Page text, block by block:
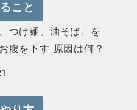
こと
つけ麺、油そば、を
腹を下す 原因は何？